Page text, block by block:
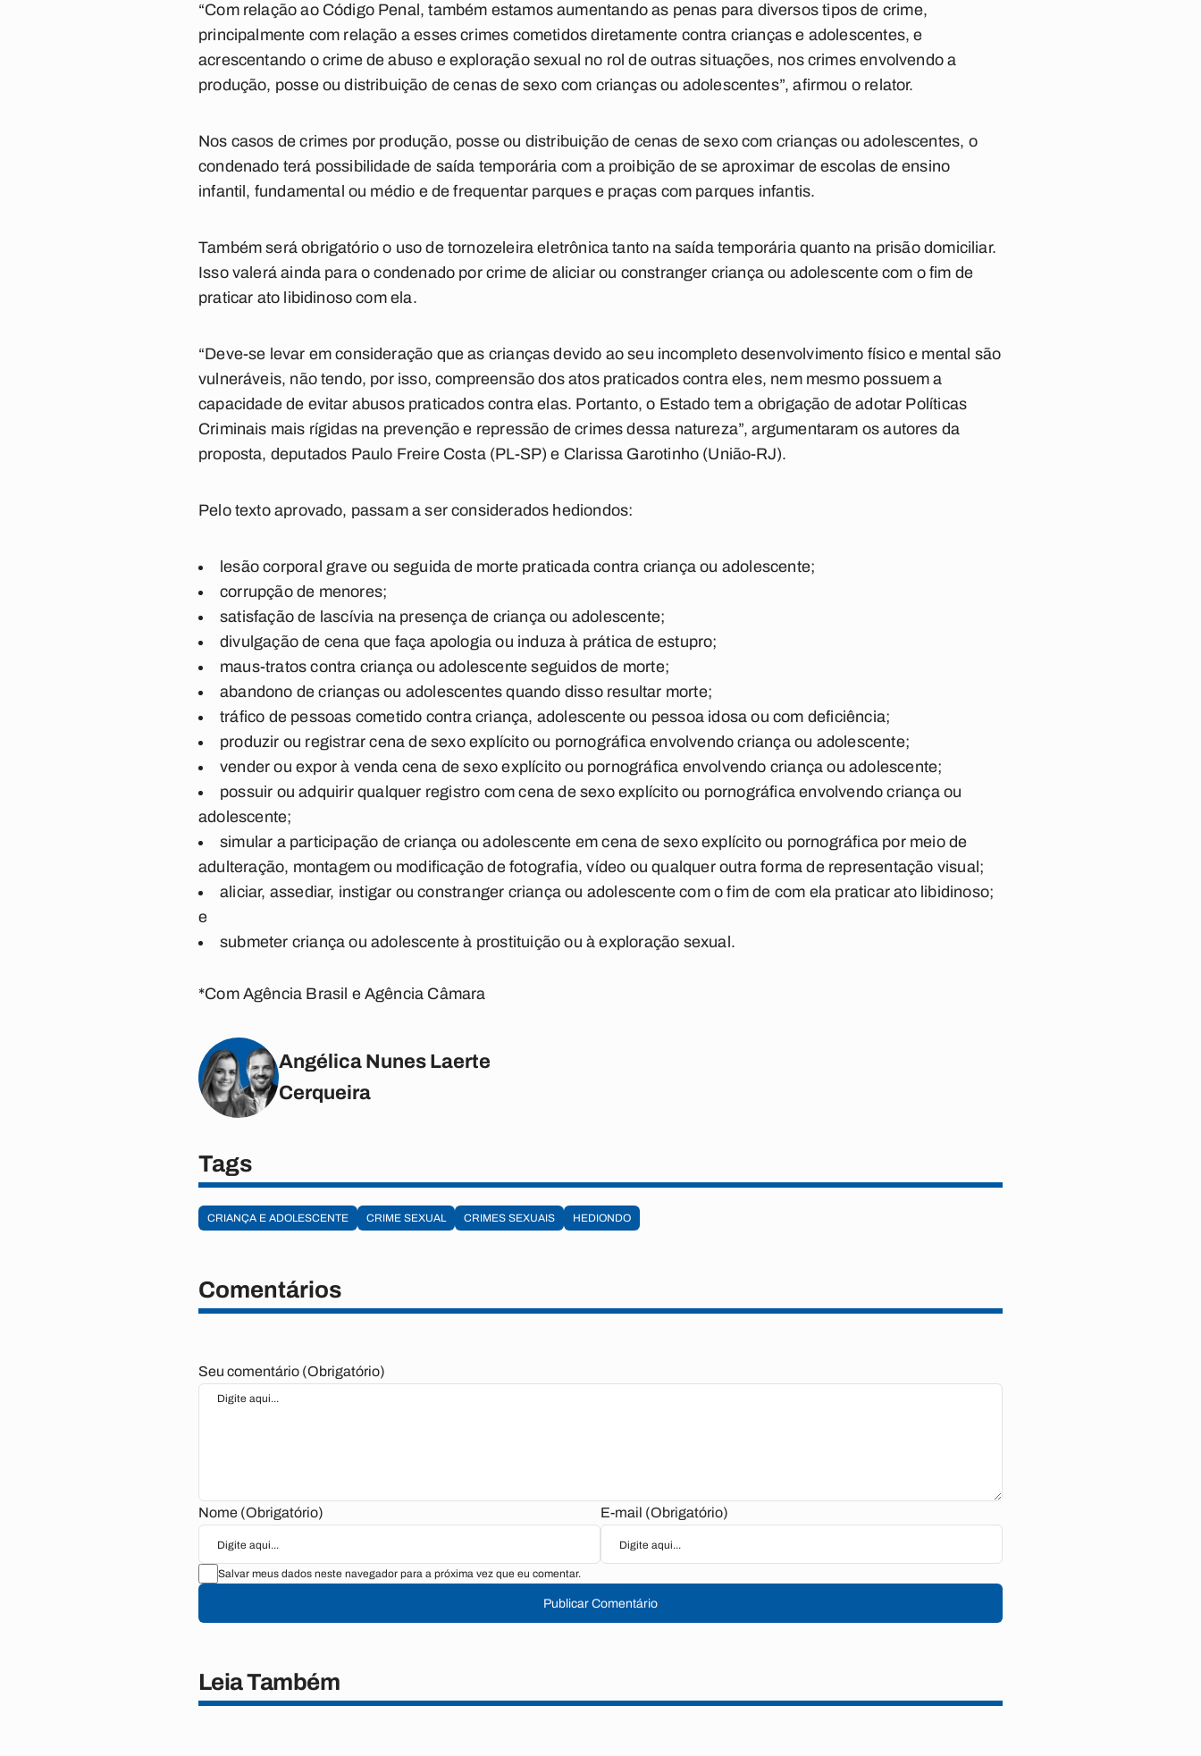
“Com relação ao Código Penal, também estamos aumentando as penas para diversos tipos de crime,
principalmente com relação a esses crimes cometidos diretamente contra crianças e adolescentes, e
acrescentando o crime de abuso e exploração sexual no rol de outras situações, nos crimes envolvendo a
produção, posse ou distribuição de cenas de sexo com crianças ou adolescentes”, afirmou o relator.
Nos casos de crimes por produção, posse ou distribuição de cenas de sexo com crianças ou adolescentes, o
condenado terá possibilidade de saída temporária com a proibição de se aproximar de escolas de ensino
infantil, fundamental ou médio e de frequentar parques e praças com parques infantis.
Também será obrigatório o uso de tornozeleira eletrônica tanto na saída temporária quanto na prisão domiciliar.
Isso valerá ainda para o condenado por crime de aliciar ou constranger criança ou adolescente com o fim de
praticar ato libidinoso com ela.
“Deve-se levar em consideração que as crianças devido ao seu incompleto desenvolvimento físico e mental são
vulneráveis, não tendo, por isso, compreensão dos atos praticados contra eles, nem mesmo possuem a
capacidade de evitar abusos praticados contra elas. Portanto, o Estado tem a obrigação de adotar Políticas
Criminais mais rígidas na prevenção e repressão de crimes dessa natureza”, argumentaram os autores da
proposta, deputados Paulo Freire Costa (PL-SP) e Clarissa Garotinho (União-RJ).
Pelo texto aprovado, passam a ser considerados hediondos:
lesão corporal grave ou seguida de morte praticada contra criança ou adolescente;
corrupção de menores;
satisfação de lascívia na presença de criança ou adolescente;
divulgação de cena que faça apologia ou induza à prática de estupro;
maus-tratos contra criança ou adolescente seguidos de morte;
abandono de crianças ou adolescentes quando disso resultar morte;
tráfico de pessoas cometido contra criança, adolescente ou pessoa idosa ou com deficiência;
produzir ou registrar cena de sexo explícito ou pornográfica envolvendo criança ou adolescente;
vender ou expor à venda cena de sexo explícito ou pornográfica envolvendo criança ou adolescente;
possuir ou adquirir qualquer registro com cena de sexo explícito ou pornográfica envolvendo criança ou
adolescente;
simular a participação de criança ou adolescente em cena de sexo explícito ou pornográfica por meio de
adulteração, montagem ou modificação de fotografia, vídeo ou qualquer outra forma de representação visual;
aliciar, assediar, instigar ou constranger criança ou adolescente com o fim de com ela praticar ato libidinoso;
e
submeter criança ou adolescente à prostituição ou à exploração sexual.
*Com Agência Brasil e Agência Câmara
Angélica Nunes Laerte
Cerqueira
Tags
CRIANÇA E ADOLESCENTE CRIME SEXUAL CRIMES SEXUAIS HEDIONDO
Comentários
Seu comentário (Obrigatório)
Nome (Obrigatório) E-mail (Obrigatório)
Salvar meus dados neste navegador para a próxima vez que eu comentar.
Publicar Comentário
Leia Também